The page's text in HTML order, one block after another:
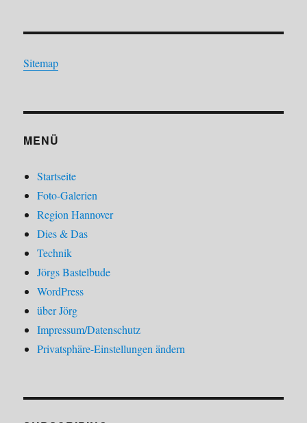
Sitemap
MENÜ
Startseite
Foto-Galerien
Region Hannover
Dies & Das
Technik
Jörgs Bastelbude
WordPress
über Jörg
Impressum/Datenschutz
Privatsphäre-Einstellungen ändern